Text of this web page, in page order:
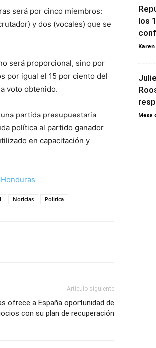
será por cinco miembros:
y dos (vocales) que se
será proporcional, sino por
por igual el 15 por ciento del
voto obtenido.
partida presupuestaria
política al partido ganador
en capacitación y
Noticias Politica
Artículo siguiente
ofrece a España oportunidad de
con su plan de recuperación
los
Karen
Mesa